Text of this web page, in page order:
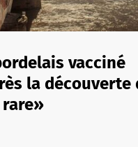
vacciné
la découverte